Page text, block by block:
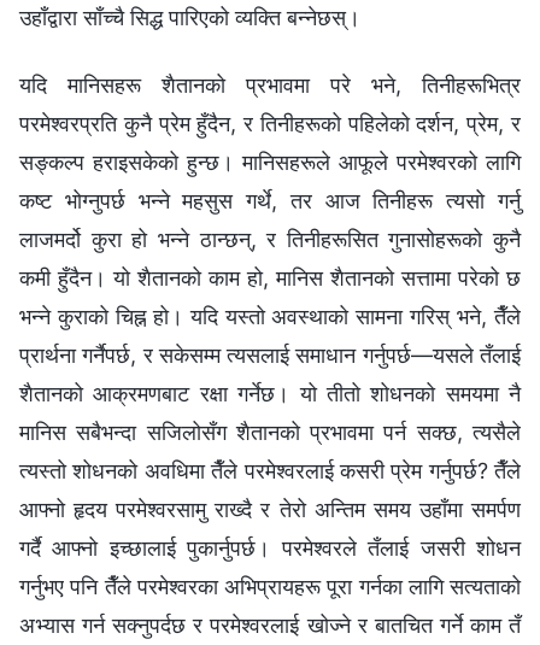
उहाँद्वारा साँच्चै सिद्ध पारिएको व्यक्ति बन्‍नेछस्।
यदि मानिसहरू शैतानको प्रभावमा परे भने, तिनीहरूभित्र
परमेश्‍वरप्रति कुनै प्रेम हुँदैन, र तिनीहरूको पहिलेको दर्शन, प्रेम, र
सङ्कल्प हराइसकेको हुन्छ। मानिसहरूले आफूले परमेश्‍वरको लागि
कष्ट भोग्नुपर्छ भन्‍ने महसुस गर्थे, तर आज तिनीहरू त्यसो गर्नु
लाजमर्दो कुरा हो भन्‍ने ठान्छन्, र तिनीहरूसित गुनासोहरूको कुनै
कमी हुँदैन। यो शैतानको काम हो, मानिस शैतानको सत्तामा परेको छ
भन्‍ने कुराको चिह्न हो। यदि यस्तो अवस्थाको सामना गरिस् भने, तैँले
प्रार्थना गर्नैपर्छ, र सकेसम्म त्यसलाई समाधान गर्नुपर्छ—यसले तँलाई
शैतानको आक्रमणबाट रक्षा गर्नेछ। यो तीतो शोधनको समयमा नै
मानिस सबैभन्दा सजिलोसँग शैतानको प्रभावमा पर्न सक्छ, त्यसैले
त्यस्तो शोधनको अवधिमा तैँले परमेश्‍वरलाई कसरी प्रेम गर्नुपर्छ? तैँले
आफ्‍नो हृदय परमेश्‍वरसामु राख्दै र तेरो अन्तिम समय उहाँमा समर्पण
गर्दै आफ्‍नो इच्‍छालाई पुकार्नुपर्छ। परमेश्‍वरले तँलाई जसरी शोधन
गर्नुभए पनि तैँले परमेश्‍वरका अभिप्रायहरू पूरा गर्नका लागि सत्यताको
अभ्यास गर्न सक्नुपर्दछ र परमेश्‍वरलाई खोज्ने र बातचित गर्ने काम तँ